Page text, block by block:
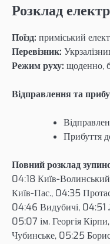
Розклад
Поїзд: приміський
Перевізник:
Режим руху: щоденно,
Відправлення та
Прибуття
Повний розклад
04:18 Київ-
Київ-Пас., 04:35
04:46 Видубичі, 04:51
05:07 ім. Георгія
Чубинське, 05:25